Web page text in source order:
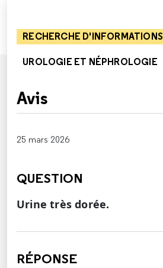
RECHERCHE D'INFORMATIONS
UROLOGIE ET NÉPHROLOGIE
Avis
25 mars 2026
QUESTION
Urine très dorée.
RÉPONSE